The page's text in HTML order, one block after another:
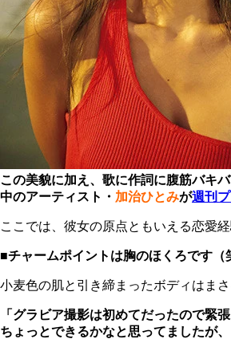
この美貌に加え、歌に作詞に腹筋バキ
中のアーティスト・ 加治ひとみが週刊
ここでは、彼女の原点ともいえる恋愛経
■チャームポイントは胸のほくろです（
小麦色の肌と引き締まったボディはまさ
「グラビア撮影は初めてだったので緊
ちょっとできるかなと思ってましたが